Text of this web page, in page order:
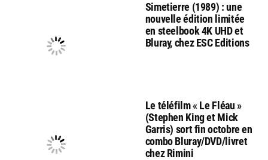
Simetierre (1989) : une
nouvelle édition limitée
en steelbook 4K UHD et
Bluray, chez ESC Editions
Le téléfilm « Le Fléau »
(Stephen King et Mick
Garris) sort fin octobre en
combo Bluray/DVD/livret
chez Rimini